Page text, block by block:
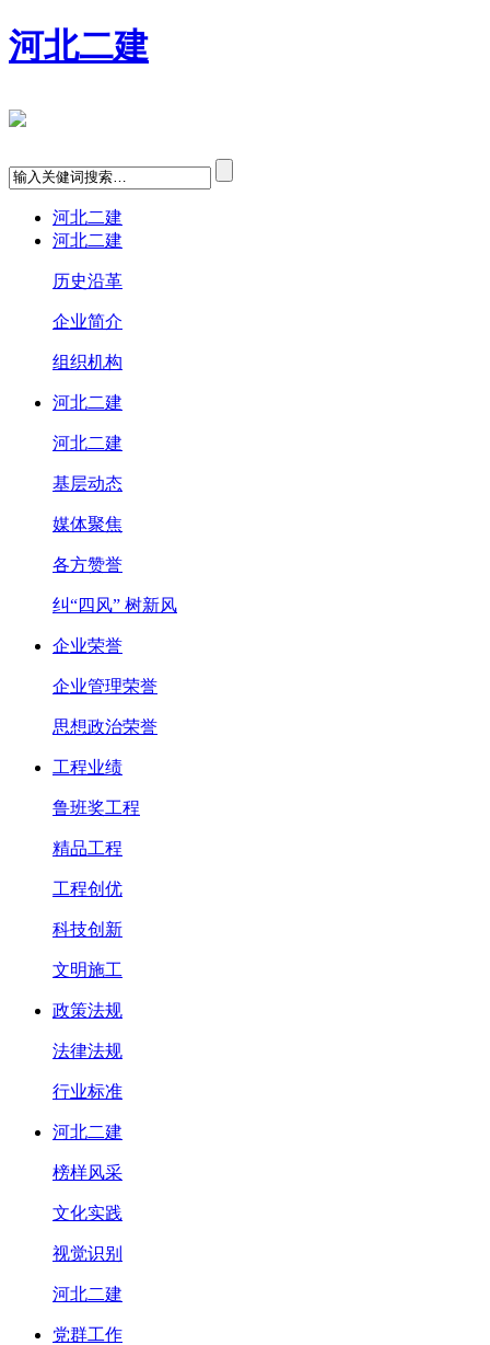
河北二建
河北二建
河北二建
历史沿革
企业简介
组织机构
河北二建
河北二建
基层动态
媒体聚焦
各方赞誉
纠“四风” 树新风
企业荣誉
企业管理荣誉
思想政治荣誉
工程业绩
鲁班奖工程
精品工程
工程创优
科技创新
文明施工
政策法规
法律法规
行业标准
河北二建
榜样风采
文化实践
视觉识别
河北二建
党群工作